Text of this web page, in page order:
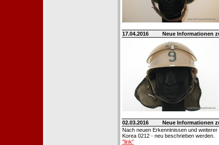
17.04.2016 Neue Informationen
02.03.2016
Neue Informationen
Nach neuen Erkenntnissen und
Korea 0212 - neu beschrieben werden.
"link"